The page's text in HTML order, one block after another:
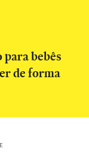
bebês
de forma